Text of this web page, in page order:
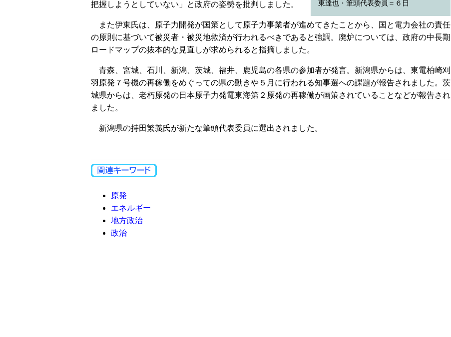
東達也・筆頭代表委員＝６日
把握しようとしていない」と政府の姿勢を批判しました。
また伊東氏は、原子力開発が国策として原子力事業者が進めてきたことから、国と電力会社の責任
の原則に基づいて被災者・被災地救済が行われるべきであると強調。廃炉については、政府の中長期
ロードマップの抜本的な見直しが求められると指摘しました。
青森、宮城、石川、新潟、茨城、福井、鹿児島の各県の参加者が発言。新潟県からは、東電柏崎刈
羽原発７号機の再稼働をめぐっての県の動きや５月に行われる知事選への課題が報告されました。茨
城県からは、老朽原発の日本原子力発電東海第２原発の再稼働が画策されていることなどが報告され
ました。
新潟県の持田繁義氏が新たな筆頭代表委員に選出されました。
原発
エネルギー
地方政治
政治